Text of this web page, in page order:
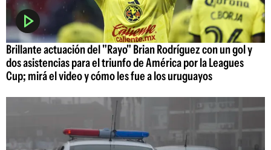
Brillante actuación del "Rayo" Brian Rodríguez con un gol y
dos asistencias para el triunfo de América por la Leagues
Cup; mirá el video y cómo les fue a los uruguayos